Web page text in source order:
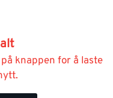
knappen for å laste